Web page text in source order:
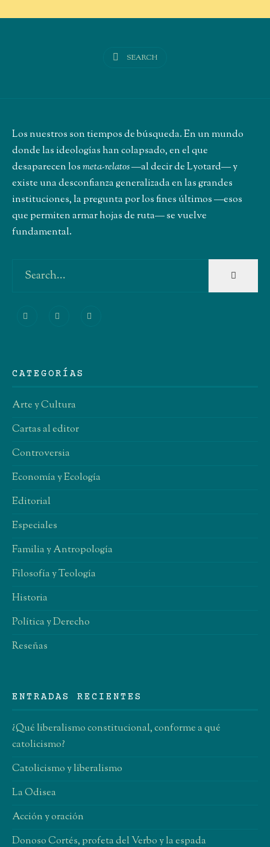
SEARCH
Los nuestros son tiempos de búsqueda. En un mundo
donde las ideologías han colapsado, en el que
desaparecen losmeta-relatos―al decir de Lyotard― y
existe una desconfianza generalizada en las grandes
instituciones, la pregunta por los fines últimos ―esos
que permiten armar hojas de ruta― se vuelve
fundamental.
CATEGORÍAS
Arte y Cultura
Cartas al editor
Controversia
Economía y Ecología
Editorial
Especiales
Familia y Antropología
Filosofía y Teología
Historia
Política y Derecho
Reseñas
ENTRADAS RECIENTES
¿Qué liberalismo constitucional, conforme a qué
catolicismo?
Catolicismo y liberalismo
La Odisea
Acción y oración
Donoso Cortés, profeta del Verbo y la espada